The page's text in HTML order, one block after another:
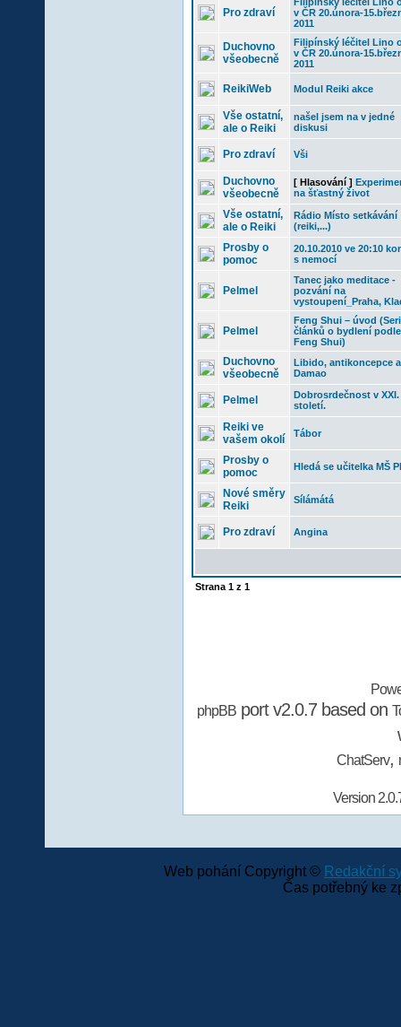
Pro zdraví
v ČR 20.února-
2011
Duchovno
všeobecně
Filipínský léčitel Lino
v ČR 20.února-
2011
ReikiWeb Modul Reiki akce
Vše ostatní,
ale o Reiki
našel jsem na v jedné
diskusi
Pro zdraví Vši
Duchovno
všeobecně
[ Hlasování ]
na šťastný život
Vše ostatní,
ale o Reiki
Rádio Místo setkávání
(reiki,...)
Prosby o
pomoc
20.10.2010 ve 20:10
s nemocí
Pelmel
Tanec jako meditace -
pozvání na
vystoupení_Praha,
Pelmel
Feng Shui – úvod
článků o bydlení podle
Feng Shui)
Duchovno
všeobecně
Libido, antikoncepce a
Damao
Pelmel
Dobrosrdečnost v XXI.
století.
Reiki ve
vašem okolí
Tábor
Prosby o
pomoc
Hledá se učitelka MŠ
Nové směry
Reiki
Sílámátá
Pro zdraví Angina
Strana 1z 1
phpBBport v2.0.7 based on
ChatServ,
Version
Web pohání Copyright © Redakční
Čas potřebný ke